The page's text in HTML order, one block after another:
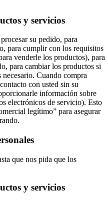
y servicios
su pedido, para
para cumplir con los requisitos
venderle los productos), para
para cambiar los productos si
necesario. Cuando compra
con usted sin su
información sobre
electrónicos de servicio). Esto
legítimo” para asegurar
que nos pida que los
y servicios